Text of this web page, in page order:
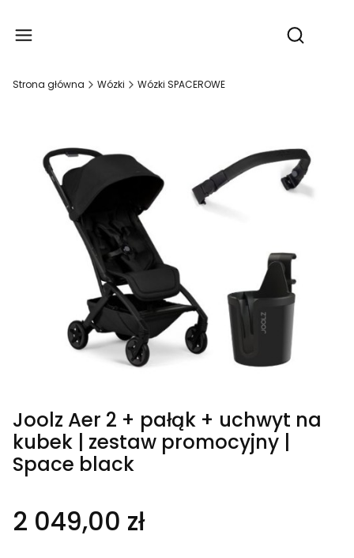
Otwórz
Strona główna Wózki Wózki SPACEROWE
Joolz Aer 2 + pałąk + uchwyt na
kubek | zestaw promocyjny |
Space black
2 049,00 zł